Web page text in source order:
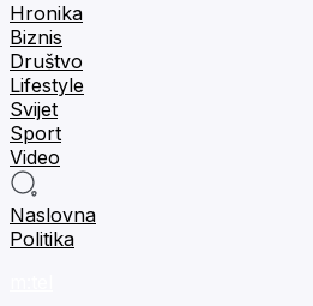
Hronika
Biznis
Društvo
Lifestyle
Svijet
Sport
Video
Naslovna
Politika